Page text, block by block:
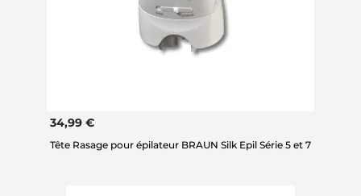
34,99 €
Tête Rasage pour épilateur BRAUN Silk Epil Série 5 et 7